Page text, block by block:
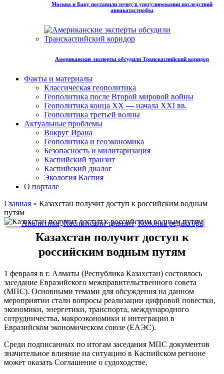
Москва и Баку поставили точку в урегулировании последствий
авиакатастрофы
Американские эксперты обсудили Транскаспийский коридор
Факты и материалы
Классическая геополитика
Геополитика после Второй мировой войны
Геополитика конца XX — начала XXI вв.
Геополитика третьей волны
Актуальные проблемы
Вокруг Ирана
Геополитика и геоэкономика
Безопасность и милитаризация
Каспийский транзит
Каспийский диалог
Экология Каспия
О портале
Главная » Казахстан получит доступ к российским водным
путям
Аналитика,Каспийский транзит,Колонка редактора
Казахстан получит доступ к
российским водным путям
1 февраля в г. Алматы (Республика Казахстан) состоялось
заседание Евразийского межправительственного совета
(МПС). Основными темами для обсуждения на данном
мероприятии стали вопросы реализации цифровой повестки,
экономики, энергетики, транспорта, международного
сотрудничества, макроэкономики и интеграции в
Евразийском экономическом союзе (ЕАЭС).
Среди подписанных по итогам заседания МПС документов
значительное влияние на ситуацию в Каспийском регионе
может оказать Соглашение о судоходстве.